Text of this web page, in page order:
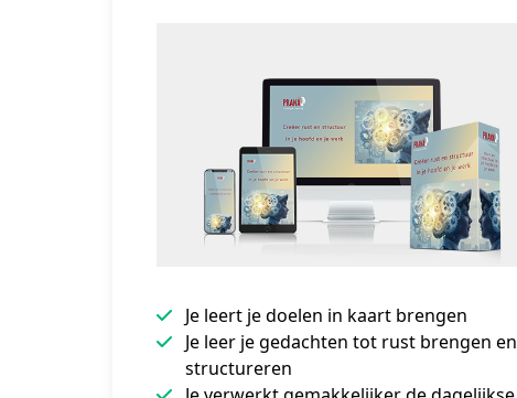
Je leert je doelen in kaart brengen
Je leer je gedachten tot rust brengen en
structureren